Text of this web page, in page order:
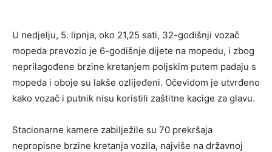
U nedjelju, 5. lipnja, oko 21,25 sati, 32-godišnji vozač
mopeda prevozio je 6-godišnje dijete na mopedu, i zbog
neprilagođene brzine kretanjem poljskim putem padaju s
mopeda i oboje su lakše ozlijeđeni. Očevidom je utvrđeno
kako vozač i putnik nisu koristili zaštitne kacige za glavu.
Stacionarne kamere zabilježile su 70 prekršaja
nepropisne brzine kretanja vozila, najviše na državnoj